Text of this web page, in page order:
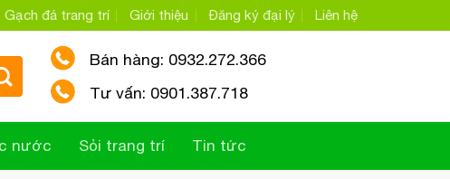
Gạch đá trang trí Giới thiệu Đăng ký đại lý Liên hệ
Bán hàng: 0932.272.366
Tư vấn: 0901.387.718
nước Sỏi trang trí Tin tức